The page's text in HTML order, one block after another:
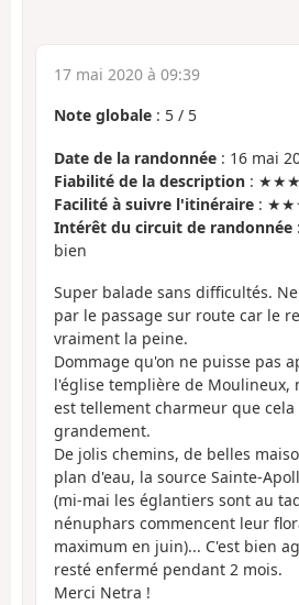
17 mai 2020 à 09:39
Note globale : 5 / 5
Date de la randonnée : 16 mai
Fiabilité de la description :
Facilité à suivre l'itinéraire :
Intérêt du circuit de randonnée
bien
Super balade sans difficultés.
par le passage sur route car le
vraiment la peine.
Dommage qu'on ne puisse pas
l'église templière de Moulineux,
est tellement charmeur que cela
grandement.
De jolis chemins, de belles
plan d'eau, la source Sainte-
(mi-mai les églantiers sont au
nénuphars commencent leur
maximum en juin)... C'est bien
resté enfermé pendant 2 mois.
Merci Netra !